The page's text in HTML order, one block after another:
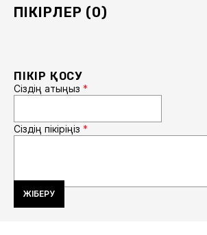
ПІКІРЛЕР (0)
ПІКІР ҚОСУ
Сіздің атыңыз *
Сіздің пікіріңіз *
ЖІБЕРУ